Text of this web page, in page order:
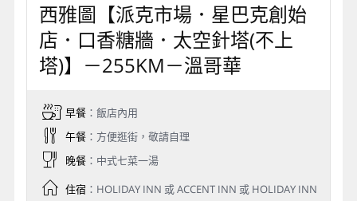
西雅圖【派克市場．星巴克創始
店．口香糖牆．太空針塔(不上
塔)】－255KM－溫哥華
早餐：飯店內用
午餐：方便逛街，敬請自理
晚餐：中式七菜一湯
住宿：HOLIDAY INN 或 ACCENT INN 或 HOLIDAY INN